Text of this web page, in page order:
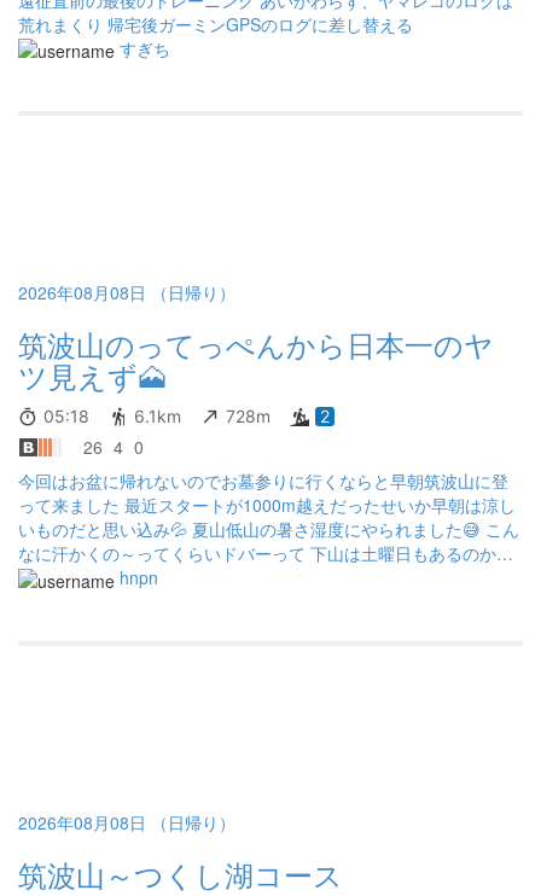
荒れまくり 帰宅後ガーミンGPSのログに差し替える
すぎち
2026年08月08日 （日帰り）
筑波山のってっぺんから日本一のヤ
ツ見えず🗻
05:18 6.1km 728m 2
26 4 0
今回はお盆に帰れないのでお墓参りに行くならと早朝筑波山に登
って来ました 最近スタートが1000m越えだったせいか早朝は涼し
いものだと思い込み💦 夏山低山の暑さ湿度にやられました😅 こん
なに汗かくの～ってくらいドバーって 下山は土曜日もあるのか登
ってくる人達に道を譲りっぱなしでなかなか進めず😭思ったより
hnpn
2026年08月08日 （日帰り）
筑波山～つくし湖コース